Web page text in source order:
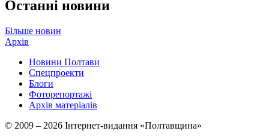
Останні новини
Більше новин
Архів
Новини Полтави
Спецпроекти
Блоги
Фоторепортажі
Архів матеріалів
© 2009 – 2026 Інтернет-видання «Полтавщина»